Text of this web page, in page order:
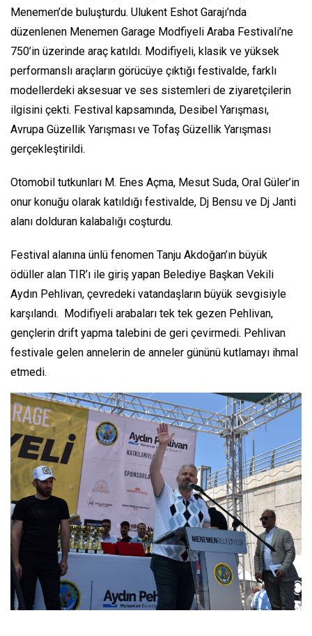
Menemen’de buluşturdu. Ulukent Eshot Garajı’nda
düzenlenen Menemen Garage Modfiyeli Araba Festivali’ne
750’in üzerinde araç katıldı. Modifiyeli, klasik ve yüksek
performanslı araçların görücüye çıktığı festivalde, farklı
modellerdeki aksesuar ve ses sistemleri de ziyaretçilerin
ilgisini çekti. Festival kapsamında, Desibel Yarışması,
Avrupa Güzellik Yarışması ve Tofaş Güzellik Yarışması
gerçekleştirildi.
Otomobil tutkunları M. Enes Açma, Mesut Suda, Oral Güler’in
onur konuğu olarak katıldığı festivalde, Dj Bensu ve Dj Janti
alanı dolduran kalabalığı coşturdu.
Festival alanına ünlü fenomen Tanju Akdoğan’ın büyük
ödüller alan TIR’ı ile giriş yapan Belediye Başkan Vekili
Aydın Pehlivan, çevredeki vatandaşların büyük sevgisiyle
karşılandı. Modifiyeli arabaları tek tek gezen Pehlivan,
gençlerin drift yapma talebini de geri çevirmedi. Pehlivan
festivale gelen annelerin de anneler gününü kutlamayı ihmal
etmedi.